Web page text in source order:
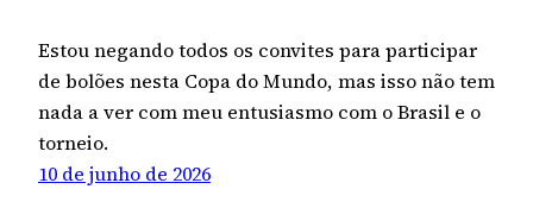
Estou negando todos os convites para participar
de bolões nesta Copa do Mundo, mas isso não tem
nada a ver com meu entusiasmo com o Brasil e o
torneio.
10 de junho de 2026